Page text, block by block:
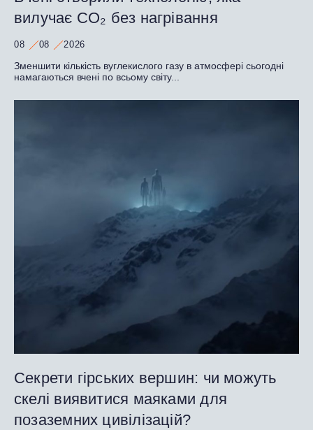
вилучає CO₂ без нагрівання
08 08 2026
Зменшити кількість вуглекислого газу в атмосфері сьогодні
намагаються вчені по всьому світу...
Секрети гірських вершин: чи можуть
скелі виявитися маяками для
позаземних цивілізацій?